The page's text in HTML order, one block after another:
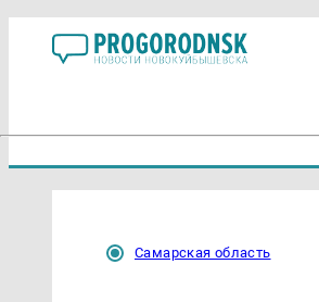
Самарская область